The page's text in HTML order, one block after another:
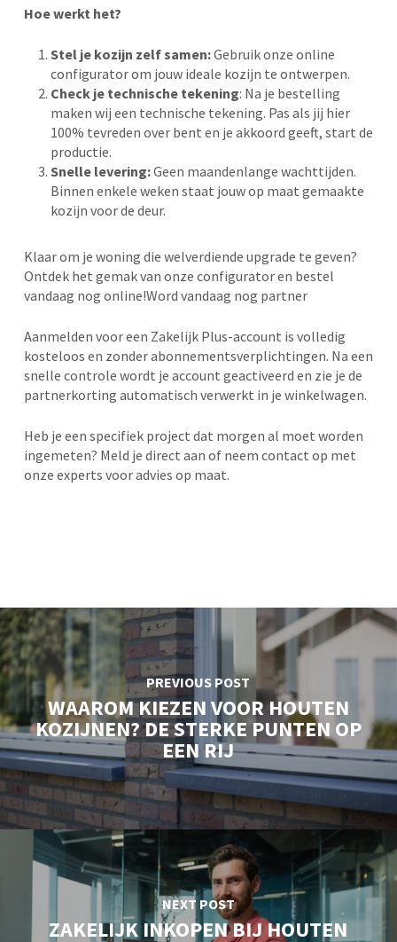
Hoe werkt het?
Stel je kozijn zelf samen:Gebruik onze online
configurator om jouw ideale kozijn te ontwerpen.
Check je technische tekening: Na je bestelling
maken wij een technische tekening. Pas als jij hier
100% tevreden over bent en je akkoord geeft, start de
productie.
Snelle levering:Geen maandenlange wachttijden.
Binnen enkele weken staat jouw op maat gemaakte
kozijn voor de deur.
Klaar om je woning die welverdiende upgrade te geven?
Ontdek het gemak van onze configurator en bestel
vandaag nog online!Word vandaag nog partner
Aanmelden voor een Zakelijk Plus-account is volledig
kosteloos en zonder abonnementsverplichtingen. Na een
snelle controle wordt je account geactiveerd en zie je de
partnerkorting automatisch verwerkt in je winkelwagen.
Heb je een specifiek project dat morgen al moet worden
ingemeten? Meld je direct aan of neem contact op met
onze experts voor advies op maat.
PREVIOUS POST
WAAROM KIEZEN VOOR HOUTEN
KOZIJNEN? DE STERKE PUNTEN OP
EEN RIJ
NEXT POST
ZAKELIJK INKOPEN BIJ HOUTEN